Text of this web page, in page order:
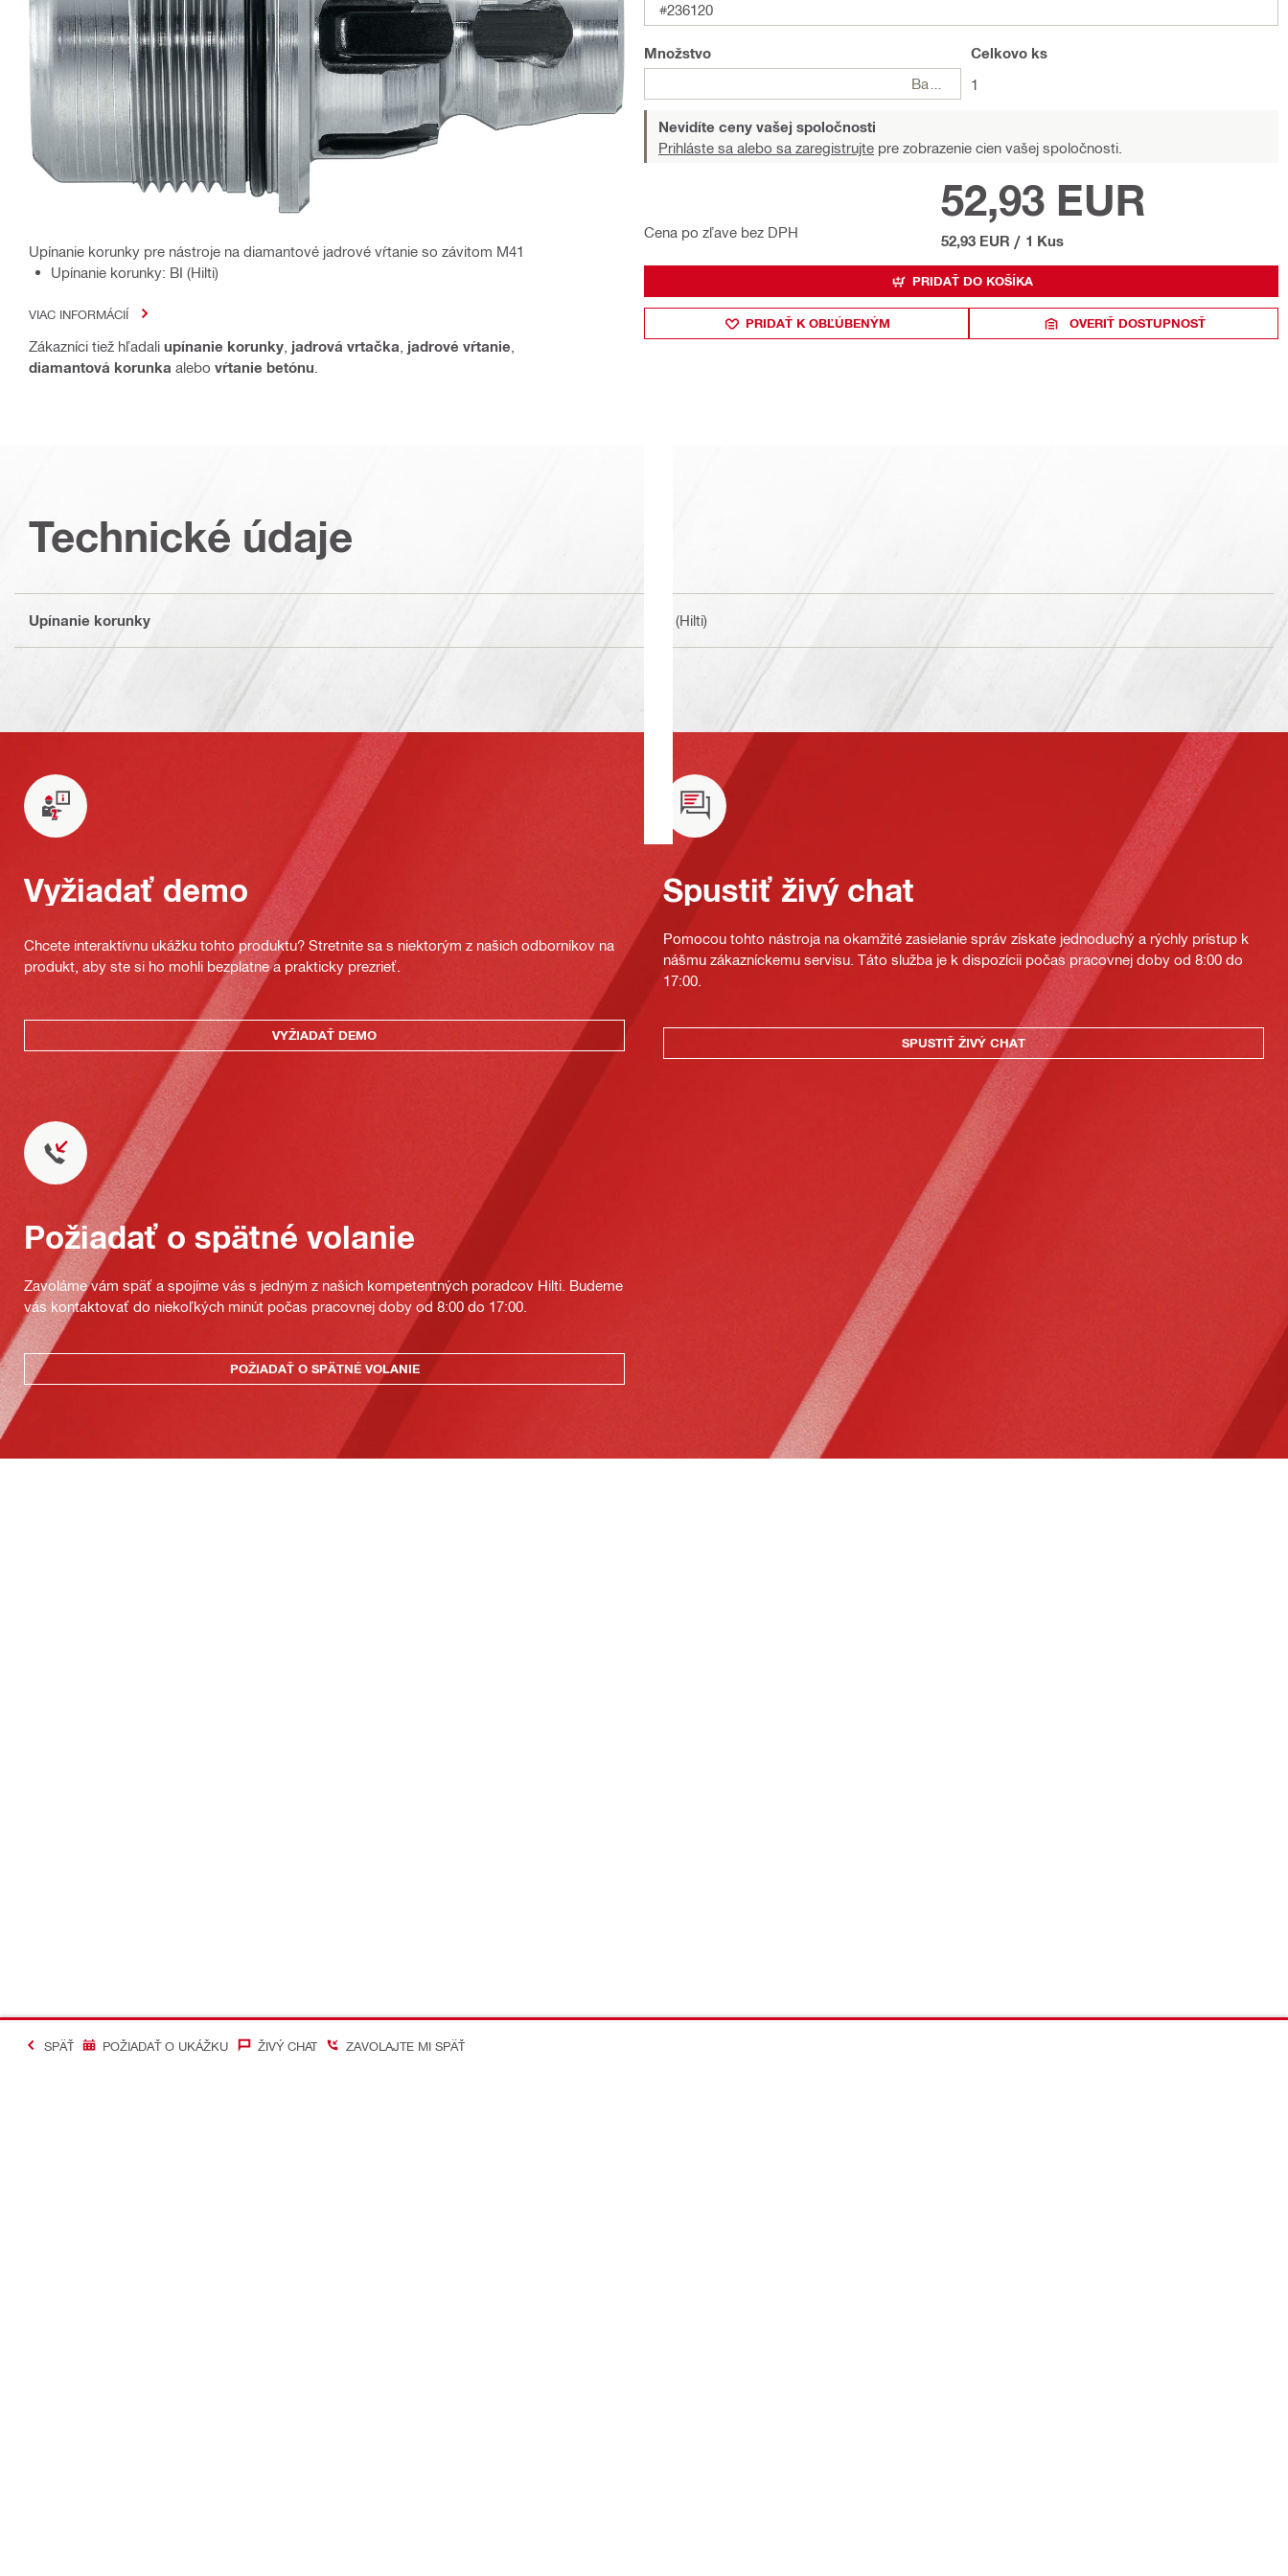
Upínanie korunky pre nástroje na diamantové jadrové vŕtanie so závitom M41
Upínanie korunky: BI (Hilti)
VIAC INFORMÁCIÍ
Zákazníci tiež hľadali upínanie korunky jadrová vrtačka jadrové vŕtanie
diamantová korunka alebo vŕtanie betónu
#236120
Množstvo
Celkovo ks
1
Nevidíte ceny vašej spoločnosti
Prihláste sa alebo sa zaregistrujte pre zobrazenie cien vašej spoločnosti.
Cena po zľave bez DPH
52,93 EUR
52,93 EUR / 1 Kus
PRIDAŤ DO KOŠÍKA
PRIDAŤ K OBĽÚBENÝM OVERIŤ DOSTUPNOSŤ
Technické údaje
Upínanie korunky BI (Hilti)
Vyžiadať demo
Chcete interaktívnu ukážku tohto produktu? Stretnite sa s niektorým z našich odborníkov na
produkt, aby ste si ho mohli bezplatne a prakticky prezrieť.
VYŽIADAŤ DEMO
Spustiť živý chat
Pomocou tohto nástroja na okamžité zasielanie správ získate jednoduchý a rýchly prístup k
nášmu zákazníckemu servisu. Táto služba je k dispozícii počas pracovnej doby od 8:00 do
17:00.
SPUSTIŤ ŽIVÝ CHAT
Požiadať o spätné volanie
Zavoláme vám späť a spojíme vás s jedným z našich kompetentných poradcov Hilti. Budeme
vás kontaktovať do niekoľkých minút počas pracovnej doby od 8:00 do 17:00.
POŽIADAŤ O SPÄTNÉ VOLANIE
SPÄŤ POŽIADAŤ O UKÁŽKU ŽIVÝ CHAT ZAVOLAJTE MI SPÄŤ